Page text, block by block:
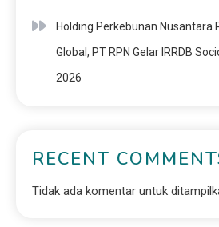
Holding Perkebunan Nusantara
Global, PT RPN Gelar IRRDB
2026
RECENT
Tidak ada komentar untuk